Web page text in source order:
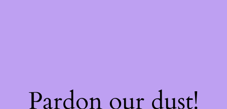
Pardon our dust!